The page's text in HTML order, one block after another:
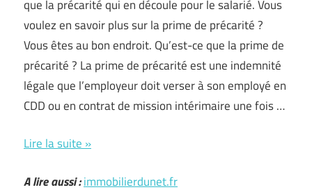
que la précarité qui en découle pour le salarié. Vous
voulez en savoir plus sur la prime de précarité ?
Vous êtes au bon endroit. Qu’est-ce que la prime de
précarité ? La prime de précarité est une indemnité
légale que l’employeur doit verser à son employé en
CDD ou en contrat de mission intérimaire une fois …
Tout
sur
Lire la suite »
A lire aussi :immobilierdunet.fr